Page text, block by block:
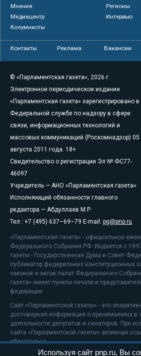
Мнения
Регионы
Медиацентр
Интервью
Колумнисты
Контакты Реклама Вакансии
© «Парламентская газета», 2026 г.
Электронное периодическое издание
«Парламентская газета» зарегистрировано в
Федеральной службе по надзору в сфере
связи, информационных технологий и
массовых коммуникаций (Роскомнадзор) 05
августа 2011 года. 18+
Свидетельство о регистрации Эл № ФС77-
46097
Учредитель — АНО «Парламентская газета»
Исполняющий обязанности главного
редактора — Абдуллаев М.Р.
Тел.: +7 (495) 637–69–79 E-mail: pg@pnp.ru
«Парламентская газета» - официальное
Федерального Собрания РФ. Издается с
газеты - Государственная Дума и Совет
публикатор федеральных конституционных
законов и актов палат Федерального
газета» имеет пункты печати и
федерации.
Сайт «Парламентской газеты» - это
достоверная информация о принимаемых в
деятельности депутатов и сенаторов. При
сайта «Парламентской газеты» активная
обязательна.
Используя сайт pnp.ru, Вы